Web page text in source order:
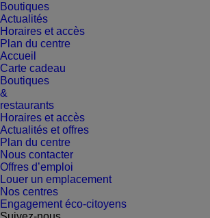
Boutiques
Actualités
Horaires et accès
Plan du centre
Accueil
Carte cadeau
Boutiques
&
restaurants
Horaires et accès
Actualités et offres
Plan du centre
Nous contacter
Offres d’emploi
Louer un emplacement
Nos centres
Engagement éco-citoyens